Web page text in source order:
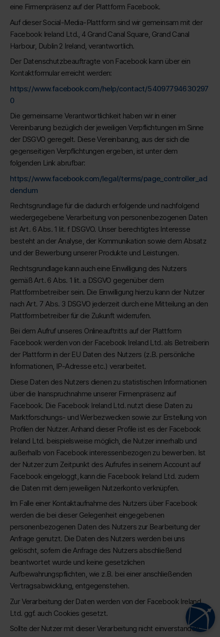
eine Firmenpräsenz auf der Plattform Facebook.
Auf dieser Social-Media-Plattform sind wir gemeinsam mit der
Facebook Ireland Ltd., 4 Grand Canal Square, Grand Canal
Harbour, Dublin 2 Ireland, verantwortlich.
Der Datenschutzbeauftragte von Facebook kann über ein
Kontaktformular erreicht werden:
https://www.facebook.com/help/contact/54097794630297
0
Die gemeinsame Verantwortlichkeit haben wir in einer
Vereinbarung bezüglich der jeweiligen Verpflichtungen im Sinne
der DSGVO geregelt. Diese Vereinbarung, aus der sich die
gegenseitigen Verpflichtungen ergeben, ist unter dem
folgenden Link abrufbar:
https://www.facebook.com/legal/terms/page_controller_ad
dendum
Rechtsgrundlage für die dadurch erfolgende und nachfolgend
wiedergegebene Verarbeitung von personenbezogenen Daten
ist Art. 6 Abs. 1 lit. f DSGVO. Unser berechtigtes Interesse
besteht an der Analyse, der Kommunikation sowie dem Absatz
und der Bewerbung unserer Produkte und Leistungen.
Rechtsgrundlage kann auch eine Einwilligung des Nutzers
gemäß Art. 6 Abs. 1 lit. a DSGVO gegenüber dem
Plattformbetreiber sein. Die Einwilligung hierzu kann der Nutzer
nach Art. 7 Abs. 3 DSGVO jederzeit durch eine Mitteilung an den
Plattformbetreiber für die Zukunft widerrufen.
Bei dem Aufruf unseres Onlineauftritts auf der Plattform
Facebook werden von der Facebook Ireland Ltd. als Betreiberin
der Plattform in der EU Daten des Nutzers (z.B. persönliche
Informationen, IP-Adresse etc.) verarbeitet.
Diese Daten des Nutzers dienen zu statistischen Informationen
über die Inanspruchnahme unserer Firmenpräsenz auf
Facebook. Die Facebook Ireland Ltd. nutzt diese Daten zu
Marktforschungs- und Werbezwecken sowie zur Erstellung von
Profilen der Nutzer. Anhand dieser Profile ist es der Facebook
Ireland Ltd. beispielsweise möglich, die Nutzer innerhalb und
außerhalb von Facebook interessenbezogen zu bewerben. Ist
der Nutzer zum Zeitpunkt des Aufrufes in seinem Account auf
Facebook eingeloggt, kann die Facebook Ireland Ltd. zudem
die Daten mit dem jeweiligen Nutzerkonto verknüpfen.
Im Falle einer Kontaktaufnahme des Nutzers über Facebook
werden die bei dieser Gelegenheit eingegebenen
personenbezogenen Daten des Nutzers zur Bearbeitung der
Anfrage genutzt. Die Daten des Nutzers werden bei uns
gelöscht, sofern die Anfrage des Nutzers abschließend
beantwortet wurde und keine gesetzlichen
Aufbewahrungspflichten, wie z.B. bei einer anschließenden
Vertragsabwicklung, entgegenstehen.
Zur Verarbeitung der Daten werden von der Facebook Ireland
Ltd. ggf. auch Cookies gesetzt.
Sollte der Nutzer mit dieser Verarbeitung nicht einverstanden